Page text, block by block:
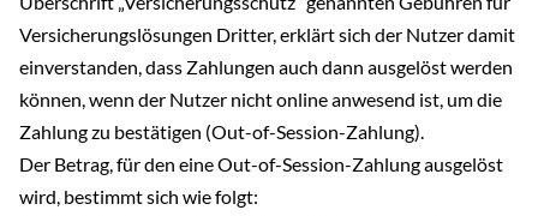
Versicherungslösungen Dritter, erklärt sich der Nutzer damit
einverstanden, dass Zahlungen auch dann ausgelöst werden
können, wenn der Nutzer nicht online anwesend ist, um die
Zahlung zu bestätigen (Out-of-Session-Zahlung).
Der Betrag, für den eine Out-of-Session-Zahlung ausgelöst
wird, bestimmt sich wie folgt: